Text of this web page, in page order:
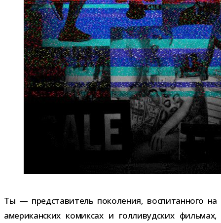
Ты — пред­ста­ви­тель поко­ле­ния, вос­пи­тан­ного на
аме­ри­кан­ских комик­сах и гол­ли­вуд­ских филь­мах,